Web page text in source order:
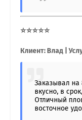
⭐⭐⭐⭐⭐
Клиент: Влад |
Заказывал
вкусно, в
Отличный
восточное